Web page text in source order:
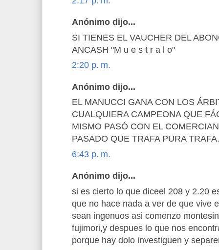
Anónimo dijo...
SI TIENES EL VAUCHER DEL
ANCASH "M u e s t r a l o"
2:20 p. m.
Anónimo dijo...
EL MANUCCI GANA CON LOS
CUALQUIERA CAMPEONA QUE
MISMO PASÓ CON EL
PASADO QUE TRAFA PURA TRAFA.
6:43 p. m.
Anónimo dijo...
si es cierto lo que diceel 208 y 2.20
que no hace nada a ver de que vive
sean ingenuos asi comenzo
fujimori,y despues lo que nos
porque hay dolo investiguen y